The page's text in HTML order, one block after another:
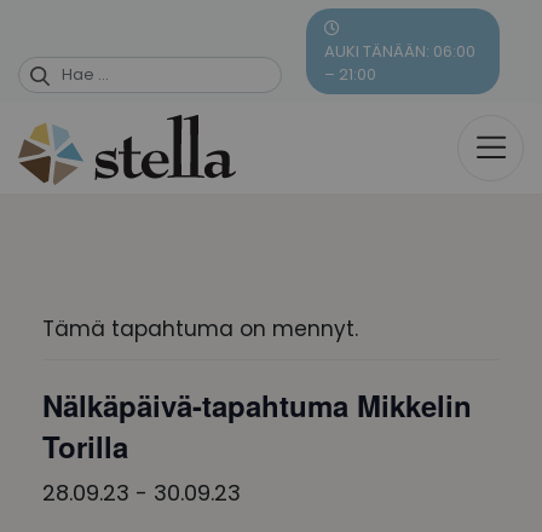
content
AUKI TÄNÄÄN: 06:00
– 21:00
Tämä tapahtuma on mennyt.
Nälkäpäivä-tapahtuma Mikkelin
Torilla
28.09.23 - 30.09.23